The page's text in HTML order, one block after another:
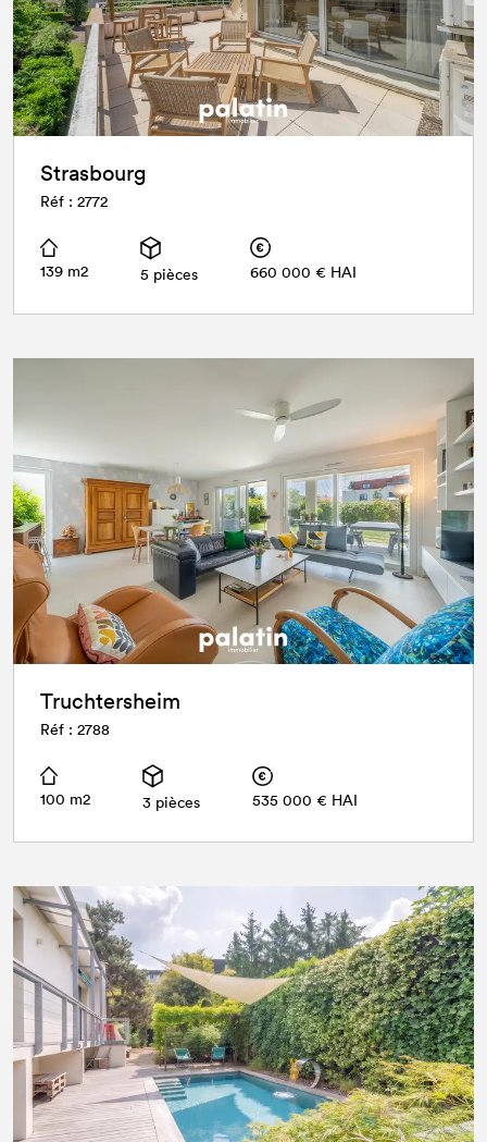
Strasbourg
Réf : 2772
139 m2 5 pièces 660 000 € HAI
Truchtersheim
Réf : 2788
100 m2 3 pièces 535 000 € HAI